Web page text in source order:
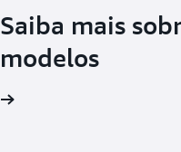
Saiba mais
modelos